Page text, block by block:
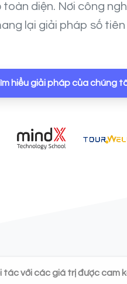
toàn diện. Nơi công
lại giải pháp số
hiểu giải pháp của chúng
tác với các giá trị được cam